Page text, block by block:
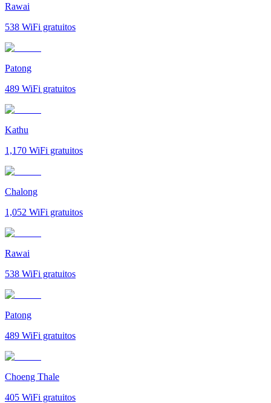
Rawai
538 WiFi gratuitos
Patong
489 WiFi gratuitos
Kathu
1,170 WiFi gratuitos
Chalong
1,052 WiFi gratuitos
Rawai
538 WiFi gratuitos
Patong
489 WiFi gratuitos
Choeng Thale
405 WiFi gratuitos